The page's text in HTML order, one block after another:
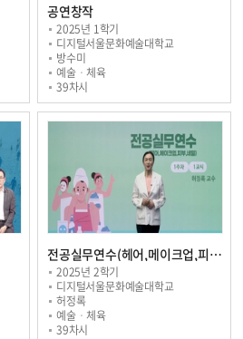
공연창작
2025년 1학기
디지털서울문화예술대학교
방수미
예술ㆍ체육
39차시
전공실무연수(헤어,메이크업,피부,네일)
2025년 2학기
디지털서울문화예술대학교
허정록
예술ㆍ체육
39차시